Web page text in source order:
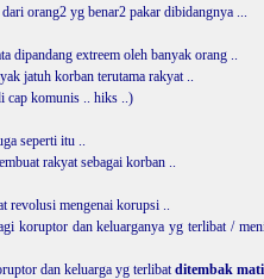
orang2 yg benar2 pakar dibidangnya ...
dipandang extreem oleh banyak orang ..
jatuh korban terutama rakyat ..
cap komunis .. hiks ..)
seperti itu ..
rakyat sebagai korban ..
revolusi mengenai korupsi ..
koruptor dan keluarganya yg terlibat /
dan keluarga yg terlibatditembak mati